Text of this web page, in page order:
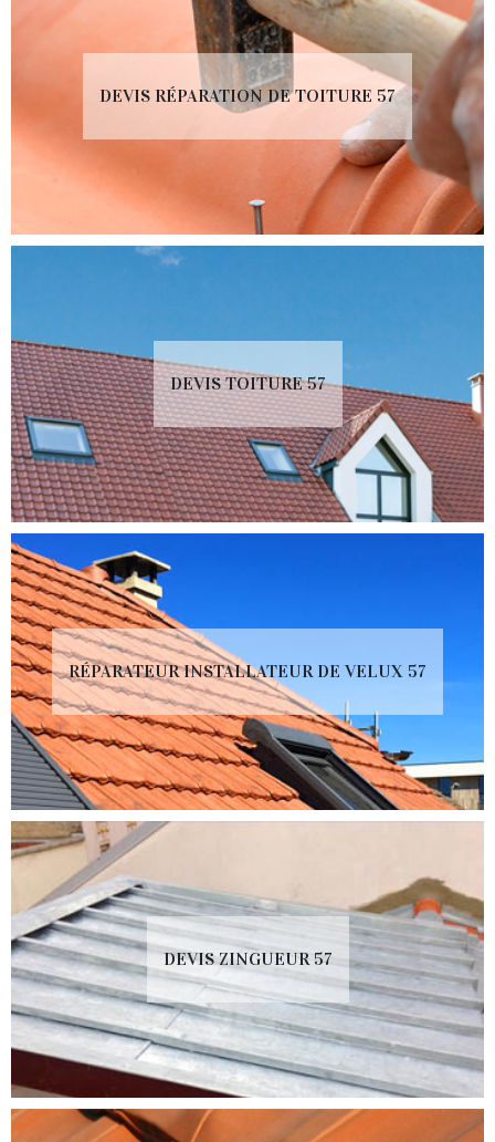
DEVIS RÉPARATION DE TOITURE 57
DEVIS TOITURE 57
RÉPARATEUR INSTALLATEUR DE VELUX 57
DEVIS ZINGUEUR 57